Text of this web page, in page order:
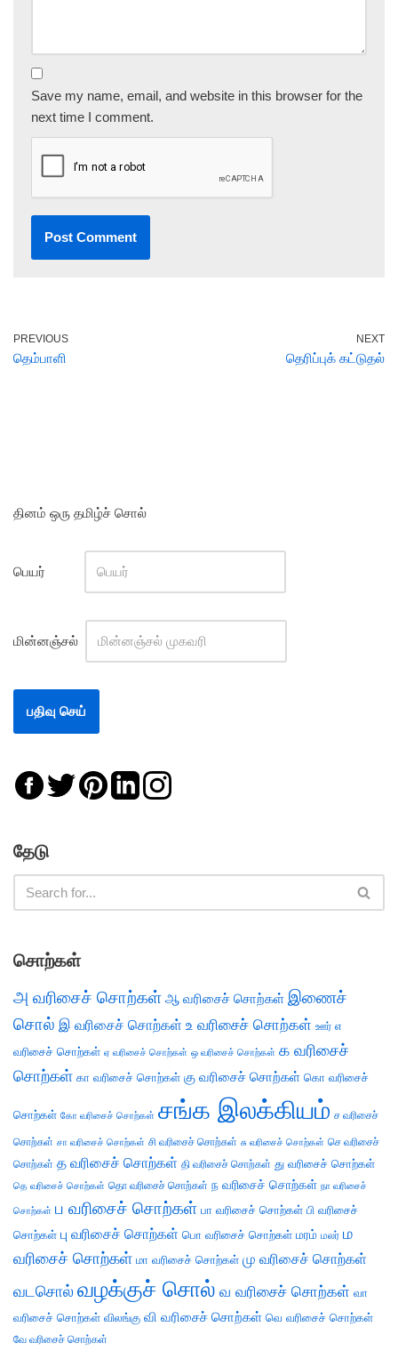
Save my name, email, and website in this browser for the
next time I comment.
PREVIOUS
தெம்பாளி
NEXT
தெரிப்புக் கட்டுதல்
தினம் ஒரு தமிழ்ச் சொல்
பெயர்
மின்னஞ்சல்
தேடு
சொற்கள்
அ வரிசைச் சொற்கள் ஆ வரிசைச் சொற்கள் இணைச்
சொல் இ வரிசைச் சொற்கள் உ வரிசைச் சொற்கள் ஊர் எ
வரிசைச் சொற்கள் ஏ வரிசைச் சொற்கள் ஒ வரிசைச் சொற்கள் க வரிசைச்
சொற்கள் கா வரிசைச் சொற்கள் கு வரிசைச் சொற்கள் கொ வரிசைச்
சொற்கள் கோ வரிசைச் சொற்கள் சங்க இலக்கியம் ச வரிசைச்
சொற்கள் சா வரிசைச் சொற்கள் சி வரிசைச் சொற்கள் சு வரிசைச் சொற்கள் செ வரிசைச்
சொற்கள் த வரிசைச் சொற்கள் தி வரிசைச் சொற்கள் து வரிசைச் சொற்கள்
தெ வரிசைச் சொற்கள் தொ வரிசைச் சொற்கள் ந வரிசைச் சொற்கள் நா வரிசைச்
சொற்கள் ப வரிசைச் சொற்கள் பா வரிசைச் சொற்கள் பி வரிசைச்
சொற்கள் பு வரிசைச் சொற்கள் பொ வரிசைச் சொற்கள் மரம் மலர் ம
வரிசைச் சொற்கள் மா வரிசைச் சொற்கள் மு வரிசைச் சொற்கள்
வடசொல் வழக்குச் சொல் வ வரிசைச் சொற்கள் வா
வரிசைச் சொற்கள் விலங்கு வி வரிசைச் சொற்கள் வெ வரிசைச் சொற்கள்
வே வரிசைச் சொற்கள்